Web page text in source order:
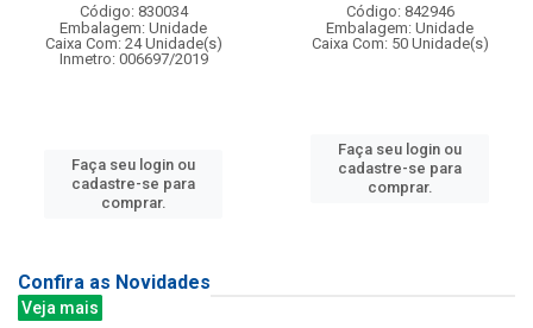
Código: 830034
Embalagem: Unidade
Caixa Com: 24 Unidade(s)
Inmetro: 006697/2019
Faça seu login ou
cadastre-se para
comprar.
Código: 842946
Embalagem: Unidade
Caixa Com: 50 Unidade(s)
Faça seu login ou
cadastre-se para
comprar.
Confira as Novidades
Veja mais